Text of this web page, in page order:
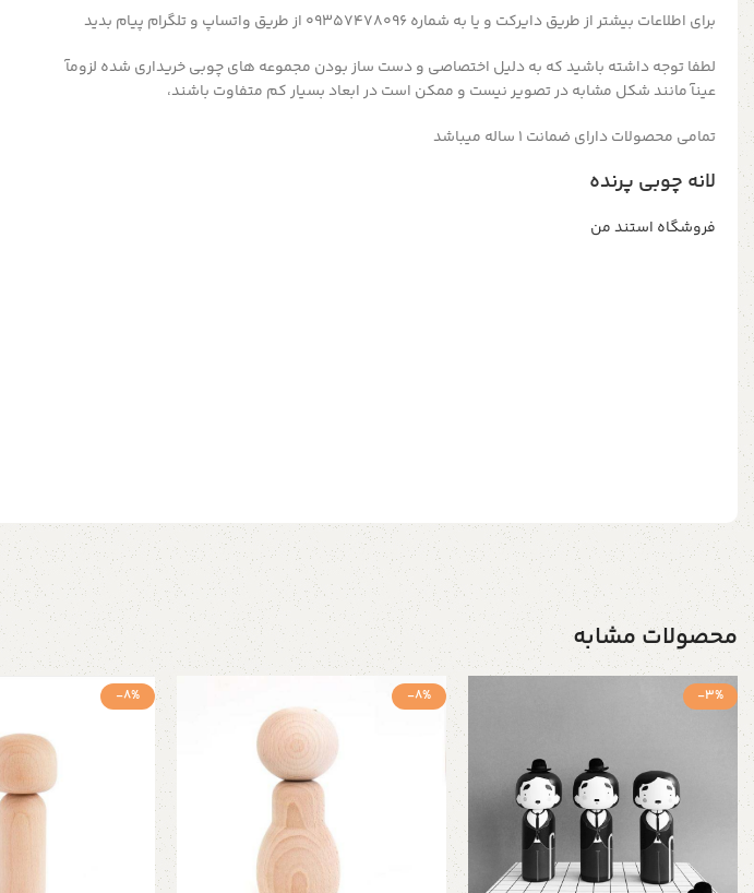
برای اطلاعات بیشتر از طریق دایرکت و یا به شماره 09357478096 از طریق واتساپ و تلگرام پیام بدید
لطفا توجه داشته باشید که به دلیل اختصاصی و دست ساز بودن مجموعه های چوبی خریداری شده لزومآ
عینآ مانند شکل مشابه در تصویر نیست و ممکن است در ابعاد بسیار کم متفاوت باشند،
تمامی محصولات دارای ضمانت ۱ ساله میباشد
لانه چوبی پرنده
فروشگاه استند من
محصولات مشابه
-3%
-8%
-8%